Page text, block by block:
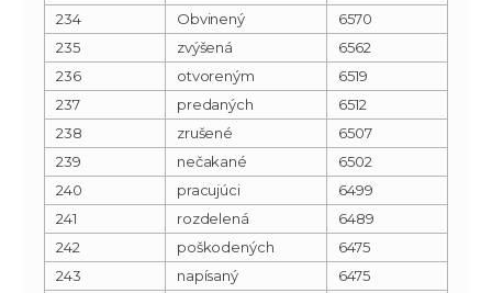
234
Obvinený
6570
235
zvýšená
6562
236
otvoreným
6519
237
predaných
6512
238
zrušené
6507
239
nečakané
6502
240
pracujúci
6499
241
rozdelená
6489
242
poškodených
6475
243
napísaný
6475